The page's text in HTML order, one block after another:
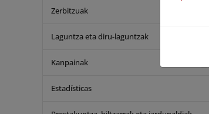
Zerbitzuak
Laguntza eta diru-laguntzak
Kanpainak
Estadísticas